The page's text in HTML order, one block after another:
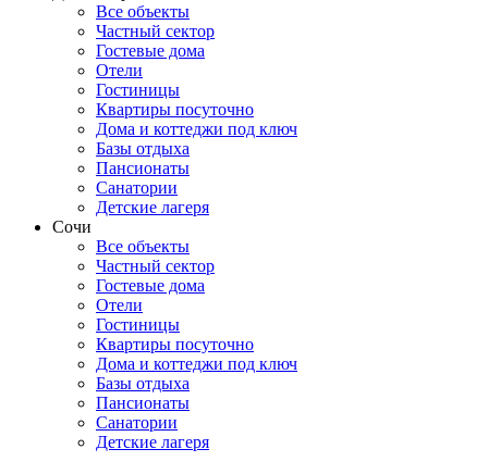
Все объекты
Частный сектор
Гостевые дома
Отели
Гостиницы
Квартиры посуточно
Дома и коттеджи под ключ
Базы отдыха
Пансионаты
Санатории
Детские лагеря
Сочи
Все объекты
Частный сектор
Гостевые дома
Отели
Гостиницы
Квартиры посуточно
Дома и коттеджи под ключ
Базы отдыха
Пансионаты
Санатории
Детские лагеря